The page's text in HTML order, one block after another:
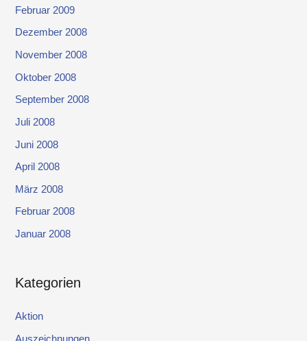
Februar 2009
Dezember 2008
November 2008
Oktober 2008
September 2008
Juli 2008
Juni 2008
April 2008
März 2008
Februar 2008
Januar 2008
Kategorien
Aktion
Auszeichnungen